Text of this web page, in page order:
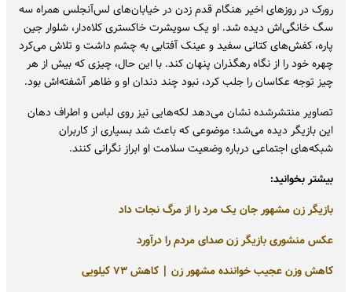
رورک در روزهای اخیر هنگام قدم زدن در خیابان‌های لس‌آنجلس همراه سه
سگ خانگی‌اش دیده شد. او یک سویشرت خاکستری کلاه‌دار، شلوار جین
پاره، کفش‌های کتانی سفید و عینک آفتابی به چشم داشت و تلاش می‌کرد
چهره خود را از نگاه رهگذران پنهان کند. با این حال، چیزی که بیش از هر
چیز توجه عکاسان را جلب کرد، نبود چند دندان او و ظاهر آشفته‌اش بود.
تصاویر منتشرشده نشان می‌دهد لکه‌هایی نیز روی لباس و اطراف دهان
این بازیگر دیده می‌شد؛ موضوعی که باعث شد بسیاری از کاربران
شبکه‌های اجتماعی درباره وضعیت سلامت او ابراز نگرانی کنند.
بیشتر بخوانید:
بازیگر زن مشهور جان یک مرد را از مرگ نجات داد
عکس منشوری بازیگر زن صدای مردم را درآورد
کاهش وزن عجیب خواننده مشهور زن | کاهش ۷۳ کیلویی